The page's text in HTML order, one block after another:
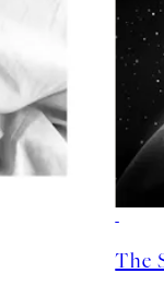
The